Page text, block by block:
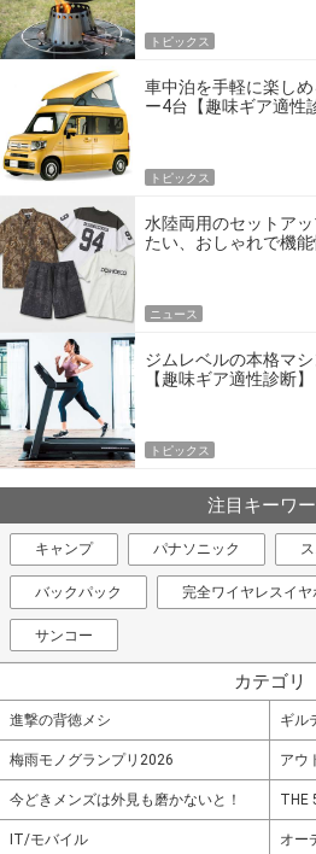
トピックス
車中泊を手軽に楽し
ー4台【趣味ギア適性
トピックス
水陸両用のセットア
たい、おしゃれで機
ニュース
ジムレベルの本格マ
【趣味ギア適性診断】
トピックス
注目キーワ
キャンプ パナソニック
バックパック 完全ワイヤレスイヤ
サンコー
カテゴリ
進撃の背徳メシ ギル
梅雨モノグランプリ2026 アウ
今どきメンズは外見も磨かないと！ THE
IT/モバイル オー